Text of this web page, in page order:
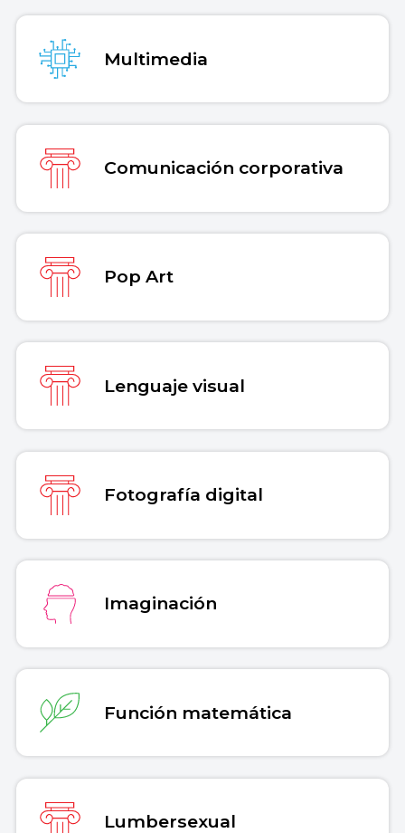
Multimedia
Comunicación corporativa
Pop Art
Lenguaje visual
Fotografía digital
Imaginación
Función matemática
Lumbersexual